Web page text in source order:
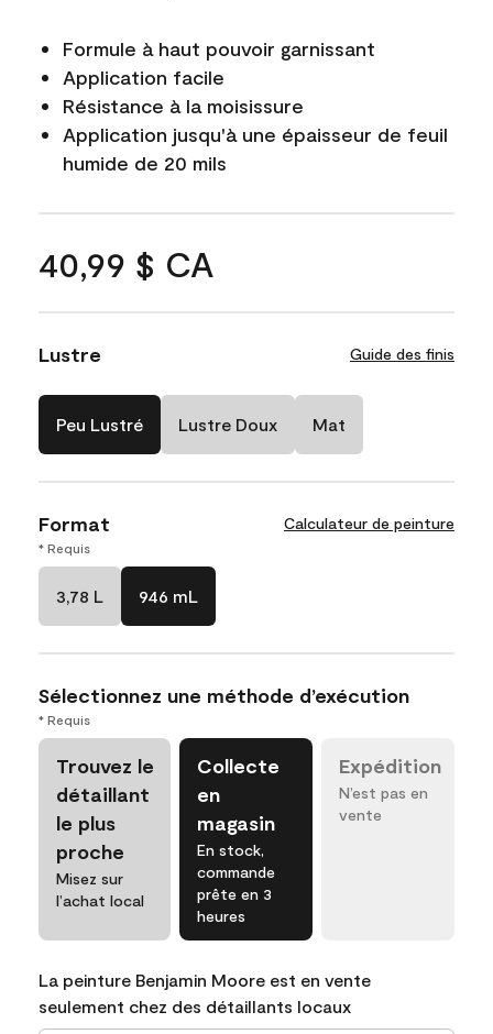
Formule à haut pouvoir garnissant
Application facile
Résistance à la moisissure
Application jusqu'à une épaisseur de feuil
humide de 20 mils
40,99 $ CA
Lustre Guide des finis
Peu Lustré Lustre Doux Mat
Format Calculateur de peinture
* Requis
3,78 L 946 mL
Sélectionnez une méthode d’exécution
* Requis
Trouvez le
détaillant
le plus
proche
Misez sur
l’achat local
Collecte
en
magasin
En stock,
commande
prête en 3
heures
Expédition
N’est pas en
vente
La peinture Benjamin Moore est en vente
seulement chez des détaillants locaux